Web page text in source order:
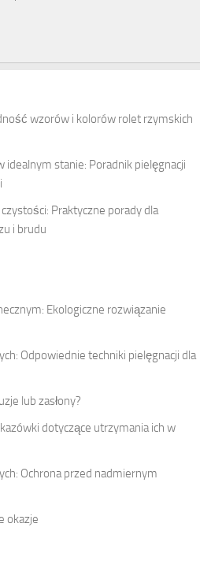
wzorów i kolorów rolet rzymskich
idealnym stanie: Poradnik pielęgnacji
Praktyczne porady dla
i brudu
Ekologiczne rozwiązanie
Odpowiednie techniki pielęgnacji dla
lub zasłony?
dotyczące utrzymania ich w
Ochrona przed nadmiernym
okazje